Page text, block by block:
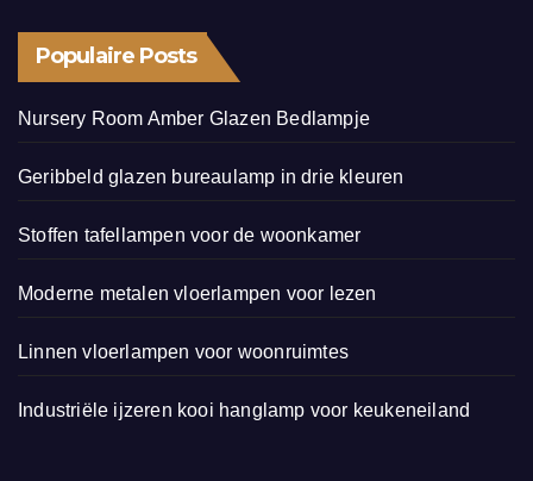
Populaire Posts
Nursery Room Amber Glazen Bedlampje
Geribbeld glazen bureaulamp in drie kleuren
Stoffen tafellampen voor de woonkamer
Moderne metalen vloerlampen voor lezen
Linnen vloerlampen voor woonruimtes
Industriële ijzeren kooi hanglamp voor keukeneiland